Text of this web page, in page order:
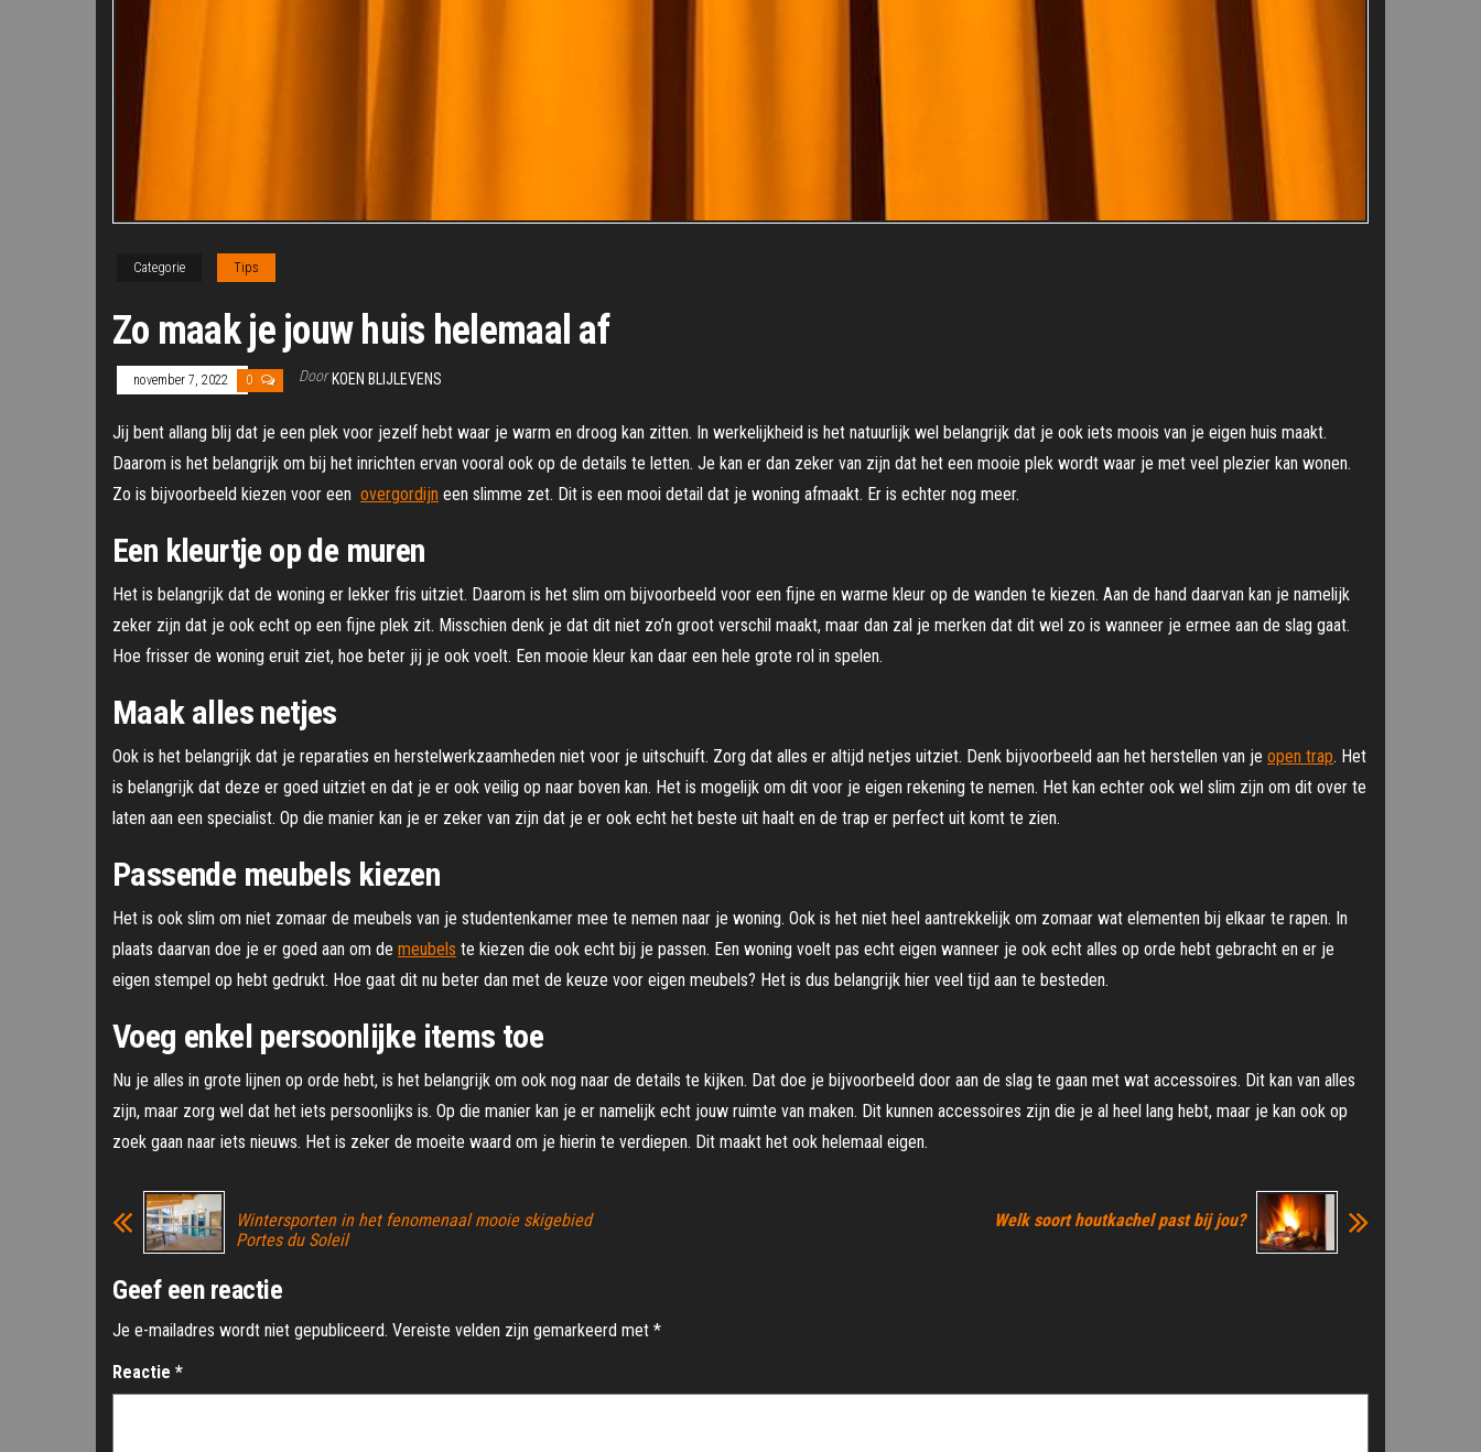
Categorie Tips
Zo maak je jouw huis helemaal af
november 7, 2022 0 Door KOEN BLIJLEVENS
Jij bent allang blij dat je een plek voor jezelf hebt waar je warm en droog kan zitten. In werkelijkheid is het natuurlijk wel belangrijk dat je ook iets moois van je eigen huis maakt.
Daarom is het belangrijk om bij het inrichten ervan vooral ook op de details te letten. Je kan er dan zeker van zijn dat het een mooie plek wordt waar je met veel plezier kan wonen.
Zo is bijvoorbeeld kiezen voor een overgordijn een slimme zet. Dit is een mooi detail dat je woning afmaakt. Er is echter nog meer.
Een kleurtje op de muren
Het is belangrijk dat de woning er lekker fris uitziet. Daarom is het slim om bijvoorbeeld voor een fijne en warme kleur op de wanden te kiezen. Aan de hand daarvan kan je namelijk
zeker zijn dat je ook echt op een fijne plek zit. Misschien denk je dat dit niet zo’n groot verschil maakt, maar dan zal je merken dat dit wel zo is wanneer je ermee aan de slag gaat.
Hoe frisser de woning eruit ziet, hoe beter jij je ook voelt. Een mooie kleur kan daar een hele grote rol in spelen.
Maak alles netjes
Ook is het belangrijk dat je reparaties en herstelwerkzaamheden niet voor je uitschuift. Zorg dat alles er altijd netjes uitziet. Denk bijvoorbeeld aan het herstellen van je open trap. Het
is belangrijk dat deze er goed uitziet en dat je er ook veilig op naar boven kan. Het is mogelijk om dit voor je eigen rekening te nemen. Het kan echter ook wel slim zijn om dit over te
laten aan een specialist. Op die manier kan je er zeker van zijn dat je er ook echt het beste uit haalt en de trap er perfect uit komt te zien.
Passende meubels kiezen
Het is ook slim om niet zomaar de meubels van je studentenkamer mee te nemen naar je woning. Ook is het niet heel aantrekkelijk om zomaar wat elementen bij elkaar te rapen. In
plaats daarvan doe je er goed aan om de meubels te kiezen die ook echt bij je passen. Een woning voelt pas echt eigen wanneer je ook echt alles op orde hebt gebracht en er je
eigen stempel op hebt gedrukt. Hoe gaat dit nu beter dan met de keuze voor eigen meubels? Het is dus belangrijk hier veel tijd aan te besteden.
Voeg enkel persoonlijke items toe
Nu je alles in grote lijnen op orde hebt, is het belangrijk om ook nog naar de details te kijken. Dat doe je bijvoorbeeld door aan de slag te gaan met wat accessoires. Dit kan van alles
zijn, maar zorg wel dat het iets persoonlijks is. Op die manier kan je er namelijk echt jouw ruimte van maken. Dit kunnen accessoires zijn die je al heel lang hebt, maar je kan ook op
zoek gaan naar iets nieuws. Het is zeker de moeite waard om je hierin te verdiepen. Dit maakt het ook helemaal eigen.
Wintersporten in het fenomenaal mooie skigebied
Portes du Soleil
Welk soort houtkachel past bij jou?
Geef een reactie
Je e-mailadres wordt niet gepubliceerd. Vereiste velden zijn gemarkeerd met *
Reactie *